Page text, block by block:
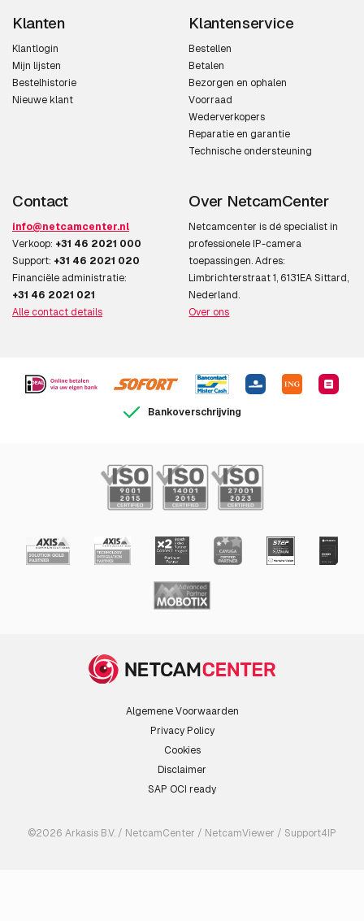
Klanten
Klantlogin
Mijn lijsten
Bestelhistorie
Nieuwe klant
Klantenservice
Bestellen
Betalen
Bezorgen en ophalen
Voorraad
Wederverkopers
Reparatie en garantie
Technische ondersteuning
Contact
info@netcamcenter.nl
Verkoop: +31 46 2021 000
Support: +31 46 2021 020
Financiële administratie:
+31 46 2021 021
Alle contact details
Over NetcamCenter
Netcamcenter is dé specialist in
professionele IP-camera
toepassingen. Adres:
Limbrichterstraat 1, 6131EA Sittard,
Nederland.
Over ons
Bankoverschrijving
Algemene Voorwaarden
Privacy Policy
Cookies
Disclaimer
SAP OCI ready
©2026 Arkasis B.V. / NetcamCenter / NetcamViewer / Support4IP